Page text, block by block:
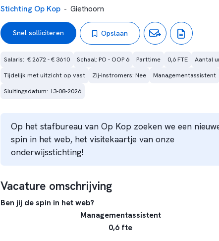
Stichting Op Kop - Giethoorn
Snel solliciteren Opslaan
Salaris:  € 2672 - € 3610 Schaal: PO - OOP 6 Parttime 0,6 FTE Aantal
Tijdelijk met uitzicht op vast
Zij-instromers: Nee Managementassistent
Sluitingsdatum: 13-08-2026
Op het stafbureau van Op Kop zoeken we een
spin in het web, het visitekaartje van onze
onderwijsstichting!
Vacature omschrijving
Ben jij de spin in het web?
Managementassistent
0,6 fte